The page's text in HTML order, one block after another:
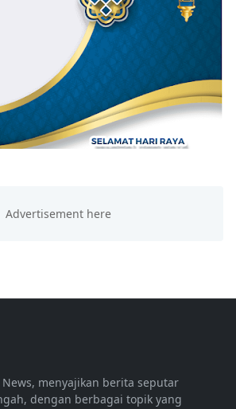
menyajikan berita seputar
dengan berbagai topik yang